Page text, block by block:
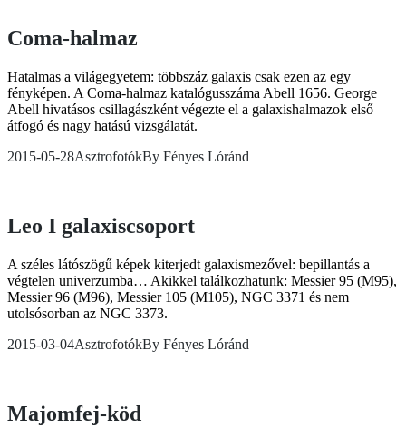
Coma-halmaz
Hatalmas a világegyetem: többszáz galaxis csak ezen az egy
fényképen. A Coma-halmaz katalógusszáma Abell 1656. George
Abell hivatásos csillagászként végezte el a galaxishalmazok első
átfogó és nagy hatású vizsgálatát.
2015-05-28AsztrofotókBy Fényes Lóránd
Leo I galaxiscsoport
A széles látószögű képek kiterjedt galaxismezővel: bepillantás a
végtelen univerzumba… Akikkel találkozhatunk: Messier 95 (M95),
Messier 96 (M96), Messier 105 (M105), NGC 3371 és nem
utolsósorban az NGC 3373.
2015-03-04AsztrofotókBy Fényes Lóránd
Majomfej-köd